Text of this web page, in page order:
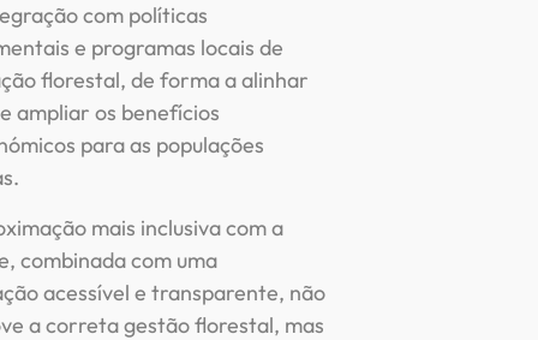
com políticas
e programas locais de
florestal, de forma a alinhar
ampliar os benefícios
para as populações
mais inclusiva com a
combinada com uma
acessível e transparente, não
a correta gestão florestal, mas